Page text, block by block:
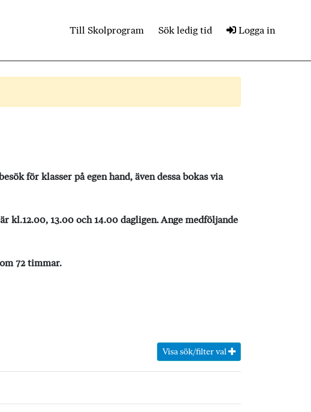
Till Skolprogram Sök ledig tid Logga in
för klasser på egen hand, även dessa bokas via
kl.12.00, 13.00 och 14.00 dagligen. Ange medföljande
72 timmar.
Visa sök/filter val